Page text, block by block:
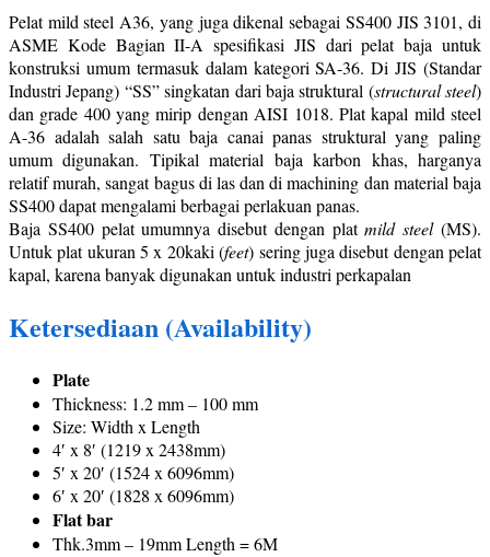
Pelat mild steel A36, yang juga dikenal sebagai SS400 JIS 3101, di
ASME Kode Bagian II-A spesifikasi JIS dari pelat baja untuk
konstruksi umum termasuk dalam kategori SA-36. Di JIS (Standar
Industri Jepang) “SS” singkatan dari baja struktural (structural steel)
dan grade 400 yang mirip dengan AISI 1018. Plat kapal mild steel
A-36 adalah salah satu baja canai panas struktural yang paling
umum digunakan. Tipikal material baja karbon khas, harganya
relatif murah, sangat bagus di las dan di machining dan material baja
SS400 dapat mengalami berbagai perlakuan panas.
Baja SS400 pelat umumnya disebut dengan platmild steel(MS).
Untuk plat ukuran 5 x 20kaki (feet) sering juga disebut dengan pelat
kapal, karena banyak digunakan untuk industri perkapalan
Ketersediaan (Availability)
Plate
Thickness: 1.2 mm – 100 mm
Size: Width x Length
4′ x 8′ (1219 x 2438mm)
5′ x 20′ (1524 x 6096mm)
6′ x 20′ (1828 x 6096mm)
Flat bar
Thk.3mm – 19mm Length = 6M